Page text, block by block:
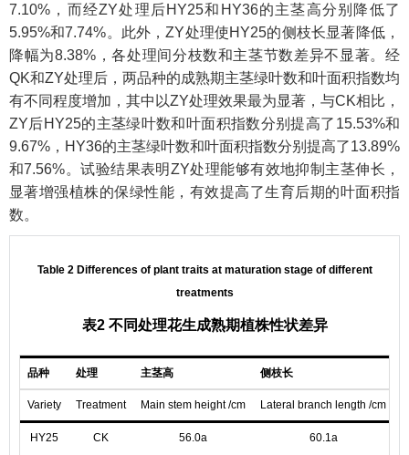
7.10%，而经ZY处理后HY25和HY36的主茎高分别降低了
5.95%和7.74%。此外，ZY处理使HY25的侧枝长显著降低，
降幅为8.38%，各处理间分枝数和主茎节数差异不显著。经
QK和ZY处理后，两品种的成熟期主茎绿叶数和叶面积指数均
有不同程度增加，其中以ZY处理效果最为显著，与CK相比，
ZY后HY25的主茎绿叶数和叶面积指数分别提高了15.53%和
9.67%，HY36的主茎绿叶数和叶面积指数分别提高了13.89%
和7.56%。试验结果表明ZY处理能够有效地抑制主茎伸长，
显著增强植株的保绿性能，有效提高了生育后期的叶面积指
数。
Table 2 Differences of plant traits at maturation stage of different
treatments
表2 不同处理花生成熟期植株性状差异
品种 处理 主茎高 侧枝长
Variety Treatment Main stem height /cm Lateral branch length /cm
HY25 CK 56.0a 60.1a